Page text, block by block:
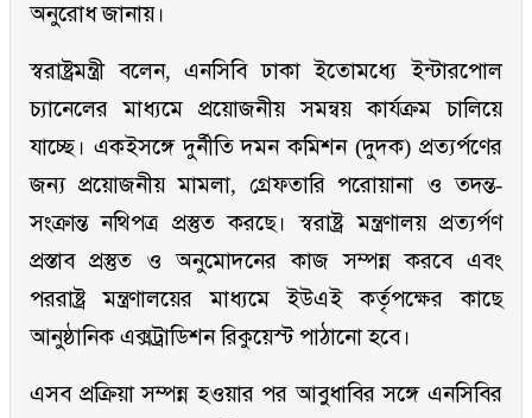
অনুরোধ জানায়।
স্বরাষ্ট্রমন্ত্রী বলেন, এনসিবি ঢাকা ইতোমধ্যে ইন্টারপোল
চ্যানেলের মাধ্যমে প্রয়োজনীয় সমন্বয় কার্যক্রম চালিয়ে
যাচ্ছে। একইসঙ্গে দুর্নীতি দমন কমিশন (দুদক) প্রত্যর্পণের
জন্য প্রয়োজনীয় মামলা, গ্রেফতারি পরোয়ানা ও তদন্ত-
সংক্রান্ত নথিপত্র প্রস্তুত করছে। স্বরাষ্ট্র মন্ত্রণালয় প্রত্যর্পণ
প্রস্তাব প্রস্তুত ও অনুমোদনের কাজ সম্পন্ন করবে এবং
পররাষ্ট্র মন্ত্রণালয়ের মাধ্যমে ইউএই কর্তৃপক্ষের কাছে
আনুষ্ঠানিক এক্সট্রাডিশন রিকুয়েস্ট পাঠানো হবে।
এসব প্রক্রিয়া সম্পন্ন হওয়ার পর আবুধাবির সঙ্গে এনসিবির